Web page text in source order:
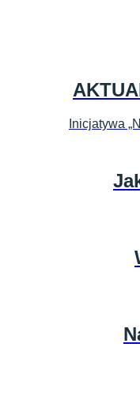
Inicjatywa